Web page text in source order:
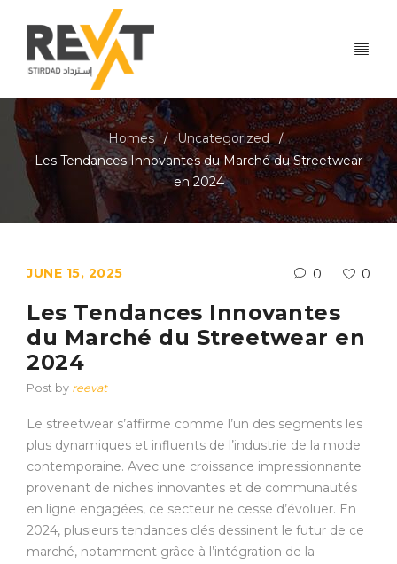
Homes / Uncategorized /
Les Tendances Innovantes du Marché du Streetwear
en 2024
JUNE 15, 2025 0 0
Les Tendances Innovantes
du Marché du Streetwear en
2024
Post by reevat
Le streetwear s’affirme comme l’un des segments les
plus dynamiques et influents de l’industrie de la mode
contemporaine. Avec une croissance impressionnante
provenant de niches innovantes et de communautés
en ligne engagées, ce secteur ne cesse d’évoluer. En
2024, plusieurs tendances clés dessinent le futur de ce
marché, notamment grâce à l’intégration de la